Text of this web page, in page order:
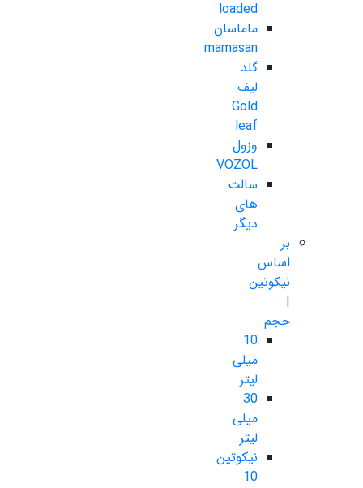
loaded
ماماسان
mamasan
گلد
لیف
Gold
leaf
وزول
VOZOL
سالت
های
دیگر
بر
اساس
نیکوتین
|
حجم
10
میلی
لیتر
30
میلی
لیتر
نیکوتین
10